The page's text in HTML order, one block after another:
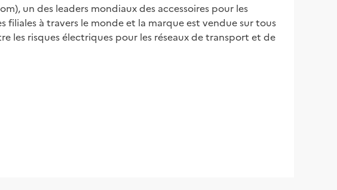
un des leaders mondiaux des accessoires pour les
à travers le monde et la marque est vendue sur tous
les risques électriques pour les réseaux de transport et de